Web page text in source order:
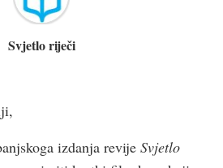
Svjetlo riječi
izdanja revijeSvjetlo